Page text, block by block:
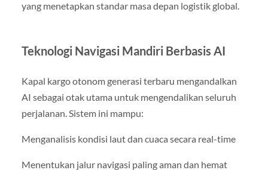
yang menetapkan standar masa depan logistik global.
Teknologi Navigasi Mandiri Berbasis AI
Kapal kargo otonom generasi terbaru mengandalkan
AI sebagai otak utama untuk mengendalikan seluruh
perjalanan. Sistem ini mampu:
Menganalisis kondisi laut dan cuaca secara real-time
Menentukan jalur navigasi paling aman dan hemat